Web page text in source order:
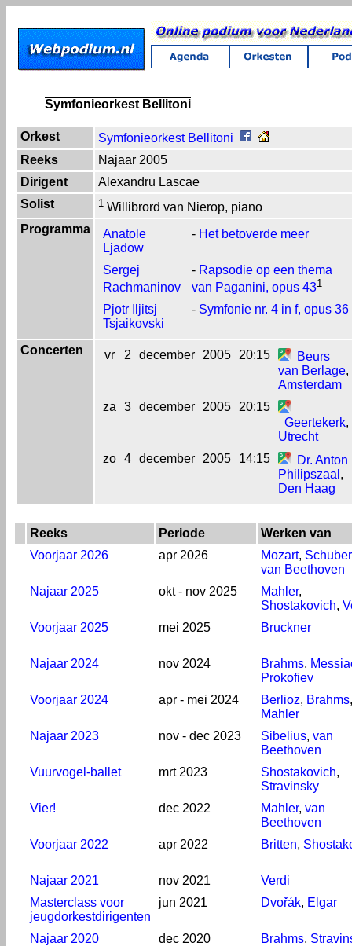
Symfonieorkest Bellitoni
Orkest
Symfonieorkest Bellitoni
Reeks
Najaar 2005
Dirigent
Alexandru Lascae
Solist
1 Willibrord van Nierop, piano
Programma
Anatole
Ljadow
- Het betoverde meer
Sergej
Rachmaninov
- Rapsodie op een thema
van Paganini, opus 431
Pjotr Iljitsj
Tsjaikovski
- Symfonie nr. 4 in f, opus 36
Concerten vr 2 december 2005 20:15
Beurs
van Berlage,
Amsterdam
za
3 december 2005
20:15
Geertekerk,
Utrecht
zo 4 december 2005 14:15
Dr. Anton
Philipszaal ,
Den Haag
Reeks Periode
Werken van
Voorjaar 2026
apr 2026 Mozart,
van Beethoven
Najaar 2025
okt - nov 2025 Mahler,
Shostakovich,
Voorjaar 2025
mei 2025 Bruckner
Najaar 2024 nov 2024 Brahms,
Prokofiev
Voorjaar 2024
apr - mei 2024 Berlioz, Brahms,
Mahler
Najaar 2023
nov - dec 2023 Sibelius, van
Beethoven
Vuurvogel-ballet
mrt 2023 Shostakovich,
Stravinsky
Vier!
dec 2022 Mahler, van
Beethoven
Voorjaar 2022
apr 2022 Britten,
Najaar 2021 nov 2021
Verdi
Masterclass voor
jeugdorkestdirigenten
jun 2021 Dvořák, Elgar
Najaar 2020 dec 2020 Brahms,